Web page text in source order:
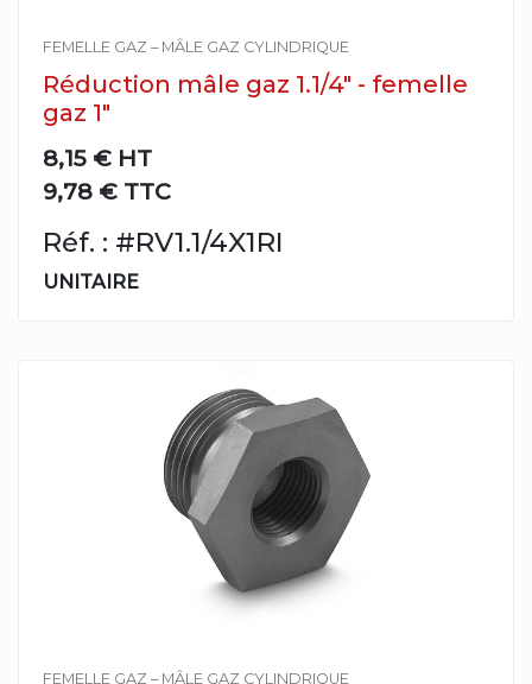
FEMELLE GAZ – MÂLE GAZ CYLINDRIQUE
Réduction mâle gaz 1.1/4" - femelle
gaz 1"
8,15 € HT
9,78 € TTC
Réf. : #RV1.1/4X1RI
UNITAIRE
FEMELLE GAZ – MÂLE GAZ CYLINDRIQUE